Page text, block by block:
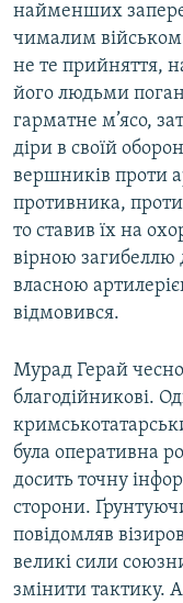
найменших
чималим
не те прийняття,
його людьми
гарматне м’ясо,
діри в своїй
вершників проти
противника,
то ставив їх на
вірною загибеллю
власною
відмовився.
Мурад Герай
благодійникові.
була оперативна
досить точну
сторони.
повідомляв
великі сили
змінити тактику.